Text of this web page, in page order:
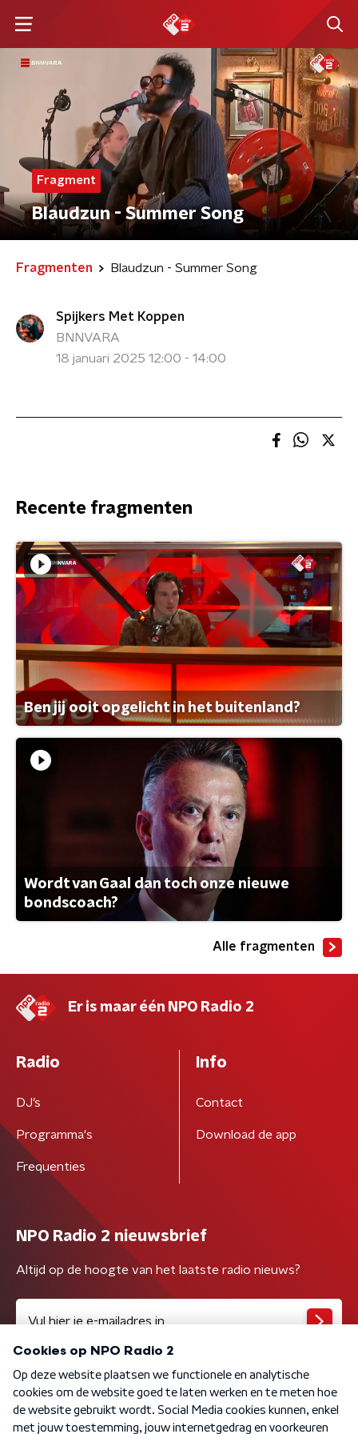
Fragment
Blaudzun - ⁠Summer Song
Fragmenten Blaudzun - ⁠Summer Song
Spijkers Met Koppen
BNNVARA
18 januari 2025 12:00 - 14:00
Recente fragmenten
Ben jij ooit opgelicht in het buitenland?
Wordt van Gaal dan toch onze nieuwe
bondscoach?
Alle fragmenten
Er is maar één NPO Radio 2
Radio
DJ’s
Programma's
Frequenties
Info
Contact
Download de app
NPO Radio 2 nieuwsbrief
Altijd op de hoogte van het laatste radio nieuws?
Algemene voorwaarden